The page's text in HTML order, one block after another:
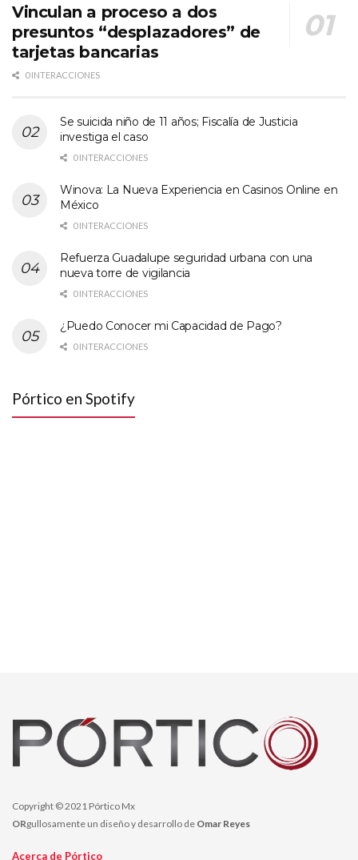
Vinculan a proceso a dos
presuntos “desplazadores” de
tarjetas bancarias
0 INTERACCIONES
Se suicida niño de 11 años; Fiscalía de Justicia
investiga el caso
0 INTERACCIONES
Winova: La Nueva Experiencia en Casinos Online en
México
0 INTERACCIONES
Refuerza Guadalupe seguridad urbana con una
nueva torre de vigilancia
0 INTERACCIONES
¿Puedo Conocer mi Capacidad de Pago?
0 INTERACCIONES
Pórtico en Spotify
Copyright © 2021 Pórtico Mx
ORgullosamente un diseño y desarrollo de Omar Reyes
Acerca de Pórtico